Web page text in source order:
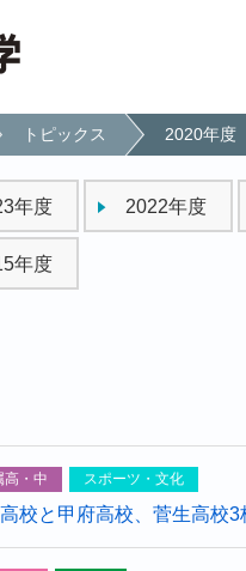
トピックス 2020年度
年度 2022年度
年度
高・中 スポーツ・文化
校と甲府高校、菅生高校3